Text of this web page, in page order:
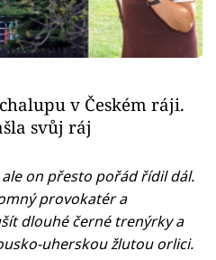
v Českém ráji.
svůj ráj
on přesto pořád řídil dál.
provokatér a
dlouhé černé trenýrky a
uherskou žlutou orlici.